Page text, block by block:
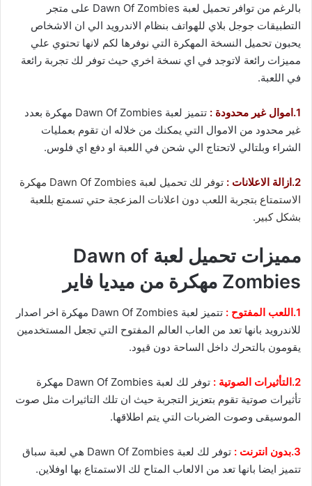
بالرغم من توافر تحميل لعبة Dawn Of Zombies على متجر
التطبيقات جوجل بلاي للهواتف بنظام الاندرويد الي ان الاشخاص
يحبون تحميل النسخة المهكرة التي نوفرها لكم لانها تحتوي علي
مميزات رائعة لاتوجد في اي نسخة اخري حيث توفر لك تجربة رائعة
في اللعبة.
1.اموال غير محدودة :
تتميز لعبة Dawn Of Zombies مهكرة بعدد
غير محدود من الاموال التي يمكنك من خلاله ان تقوم بعمليات
الشراء وبلتالي لاتحتاج الي شحن في اللعبة او دفع اي فلوس.
2.ازالة الاعلانات :
توفر لك تحميل لعبة Dawn Of Zombies مهكرة
الاستمتاع بتجربة اللعب دون اعلانات المزعجة حتي تسمتع بللعبة
بشكل كبير.
مميزات تحميل لعبة Dawn of
Zombies مهكرة من ميديا فاير
1.اللعب المفتوح :
تتميز لعبة Dawn Of Zombies مهكرة اخر اصدار
للاندرويد بانها تعد من العاب العالم المفتوح التي تجعل المستخدمين
يقومون بالتحرك داخل الساحة دون قيود.
2.التأثيرات الصوتية :
توفر لك لعبة Dawn Of Zombies مهكرة
تأثيرات صوتية تقوم بتعزيز التجربة حيث ان تلك التاثيرات مثل صوت
الموسيقى وصوت الضربات التي يتم اطلاقها.
3.بدون انترنت :
توفر لك لعبة Dawn Of Zombies هي لعبة سباق
تتميز ايضا بانها تعد من الالعاب المتاح لك الاستمتاع بها اوفلاين.